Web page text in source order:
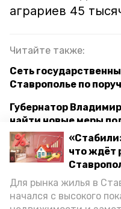
что ждёт
Для рынка жилья в
начался с высокого
аграриев 45
Читайте также:
Сеть
Ставрополье по
Губернатор
найти новые меры
Чистая
тыс. жителей
госпрограмме